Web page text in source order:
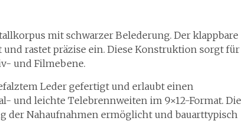
mit schwarzer Belederung. Der klappbare
rastet präzise ein. Diese Konstruktion sorgt für
und Filmebene.
Leder gefertigt und erlaubt einen
und leichte Telebrennweiten im 9×12-Format. Die
der Nahaufnahmen ermöglicht und bauarttypisch